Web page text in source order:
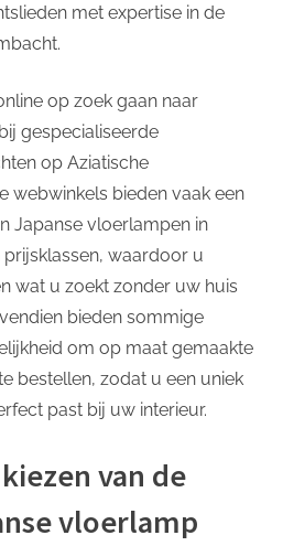
met expertise in de
op zoek gaan naar
gespecialiseerde
op Aziatische
webwinkels bieden vaak een
Japanse vloerlampen in
waardoor u
wat u zoekt zonder uw huis
bieden sommige
om op maat gemaakte
bestellen, zodat u een uniek
past bij uw interieur.
van de
vloerlamp